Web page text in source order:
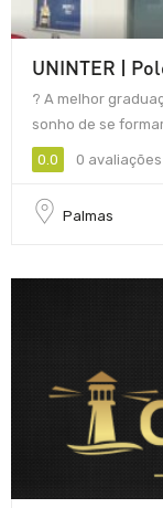
UNINTER |
? A melhor
sonho de se
0.0 0 avaliações
Palmas